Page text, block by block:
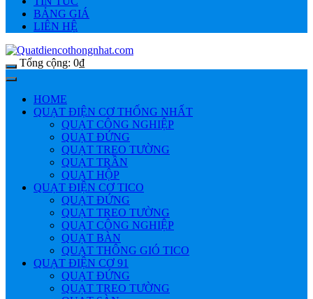
BẢNG GIÁ
LIÊN HỆ
Tổng cộng: 0₫
HOME
QUẠT ĐIỆN CƠ THỐNG NHẤT
QUẠT CÔNG NGHIỆP
QUẠT ĐỨNG
QUẠT TREO TƯỜNG
QUẠT TRẦN
QUẠT HỘP
QUẠT ĐIỆN CƠ TICO
QUẠT ĐỨNG
QUẠT TREO TƯỜNG
QUẠT CÔNG NGHIỆP
QUẠT BÀN
QUẠT THÔNG GIÓ TICO
QUẠT ĐIỆN CƠ 91
QUẠT ĐỨNG
QUẠT TREO TƯỜNG